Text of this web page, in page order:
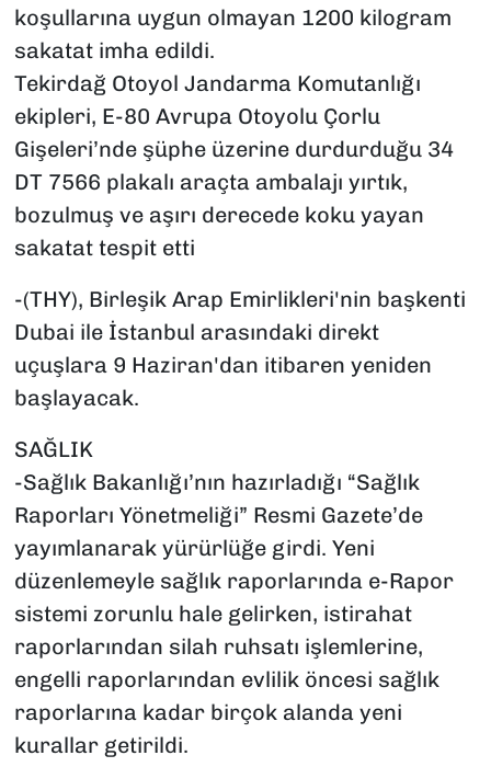
koşullarına uygun olmayan 1200 kilogram
sakatat imha edildi.
Tekirdağ Otoyol Jandarma Komutanlığı
ekipleri, E-80 Avrupa Otoyolu Çorlu
Gişeleri’nde şüphe üzerine durdurduğu 34
DT 7566 plakalı araçta ambalajı yırtık,
bozulmuş ve aşırı derecede koku yayan
sakatat tespit etti
-(THY), Birleşik Arap Emirlikleri'nin başkenti
Dubai ile İstanbul arasındaki direkt
uçuşlara 9 Haziran'dan itibaren yeniden
başlayacak.
SAĞLIK
-Sağlık Bakanlığı’nın hazırladığı “Sağlık
Raporları Yönetmeliği” Resmi Gazete’de
yayımlanarak yürürlüğe girdi. Yeni
düzenlemeyle sağlık raporlarında e-Rapor
sistemi zorunlu hale gelirken, istirahat
raporlarından silah ruhsatı işlemlerine,
engelli raporlarından evlilik öncesi sağlık
raporlarına kadar birçok alanda yeni
kurallar getirildi.